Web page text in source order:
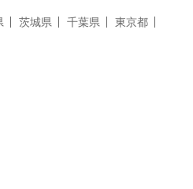
茨城県 千葉県
東京都